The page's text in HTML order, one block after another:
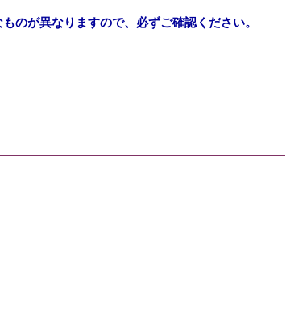
のが異なりますので、必ずご確認ください。